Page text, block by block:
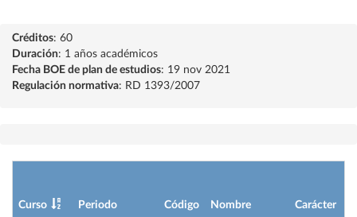
Créditos: 60
Duración: 1 años académicos
Fecha BOE de plan de estudios: 19 nov 2021
Regulación normativa: RD 1393/2007
Curso Periodo Código Nombre Carácter